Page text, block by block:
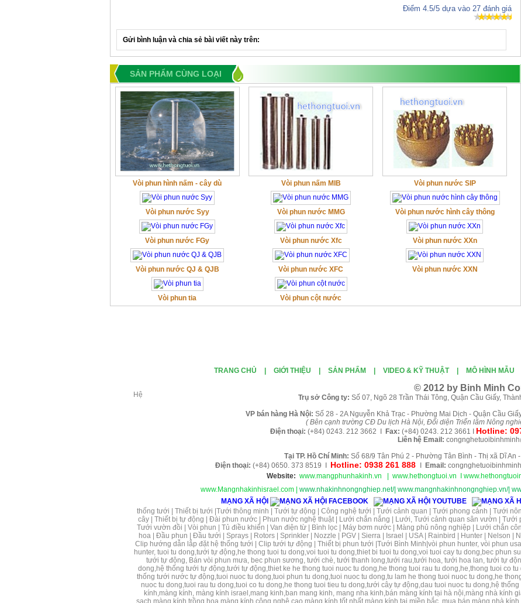
Điểm 4.5/5 dựa vào 27 đánh giá
Gửi bình luận và chia sẻ bài viết này trên:
SẢN PHẨM CÙNG LOẠI
Vòi phun hình nấm - cây dù Vòi phun nấm MIB Vòi phun nước SIP
Vòi phun nước Syy Vòi phun nước MMG Vòi phun nước hình cây thông
Vòi phun nước FGy Vòi phun nước Xfc Vòi phun nước XXn
Vòi phun nước QJ & QJB Vòi phun nước XFC Vòi phun nước XXN
Vòi phun tia Vòi phun cột nước
TRANG CHỦ GIỚI THIỆU SẢN PHẨM VIDEO & KỸ THUẬT MÔ HÌNH MẪU
© 2012 by Binh Minh
Trụ sở Công ty: Số 07, Ngõ 28 Trần Thái Tông, Quận Cầu Giấy,
VP bán hàng Hà Nội: Số 28 - 2A Nguyễn Khả Trạc - Phường Mai Dịch - Quận Cầu
( Bên cạnh trường CĐ Du lịch Hà Nội, Đối diện Triển lãm Nông
Điện thoại: (+84) 0243. 212 3662 I Fax: (+84) 0243. 212 3661 Hotline:
Liên hệ Email:
Tại TP. H ồ Chí Minh: Số 68/9 Tân Phú 2 - Phường Tân Bình - Thị xã Dĩ An
Điện thoại: (+84) 0650. 373 8519 I Hotline: 0938 261 888 Email:
Website: www.mangphunhakinh.vn www.hethongtuoi.vn I w
www.Mangnhakinhisrael.com
www.nhakinhnongnghiep.net/| www.mangnhakinhnongnghiep.vn/|
MẠNG XÃ HỘI
Hệ
thống tưới Thiết bị tưới Tưới thông minh Tưới tự động Công nghệ tưới Tưới cảnh quan Tưới phong cảnh Tưới
cây| Thiết bị tự động Đài phun nước| Phun nước nghệ thuật| Lưới chắn nắng Lưới, Tưới cảnh quan sân vườn Tưới
Tưới vườn đồi |Vòi phun |Tủ điều khiển |Van điện từ | Bình lọc | Máy bơm nước | Màng phủ nông nghiệp | Lưới chắn
hoa | Đầu phun | Đầu tưới | Sprays | Rotors | Sprinkler | Nozzle | PGV | Sierra | Israel | USA | Rainbird | Hunter | Nelson |
Clip hướng dẫn lắp đặt hệ thống tưới | Clip tưới tự động | Thiết bị phun tưới |Tưới Bình Minh|vòi phun hunter, vòi phun
hunter, tuoi tu dong,tưới tự động,he thong tuoi tu dong,voi tuoi tu dong,thiet bi tuoi tu dong,voi tuoi cay tu dong,bec phun
tưới tự động, Bán vòi phun mưa, bec phun sương, tưới chè, tưới thanh long,tưới rau,tưới hoa, tưới hoa lan, tưới tự
dong,hệ thống tưới tự động,tưới tự động,thiet ke he thong tuoi nuoc tu dong,he thong tuoi rau tu dong,he,thong tuoi co
thống tưới nước tự động,tuoi nuoc tu dong,tuoi phun tu dong,tuoi nuoc tu dong,tu lam he thong tuoi nuoc tu dong,he
nuoc tu dong,tuoi rau tu dong,tuoi co tu dong,he thong tuoi tieu tu dong,tưới cây tự động,dau tuoi nuoc tu dong,hệ
kính,màng kính, màng kính israel,mang kinh,ban mang kinh, mang nha kinh,bán màng kính tại hà nội,màng nhà kính
sạch,màng kính trồng hoa,màng kính công nghệ cao,màng kính tốt nhất,màng kính tại miền bắc, mua bán màng nhà